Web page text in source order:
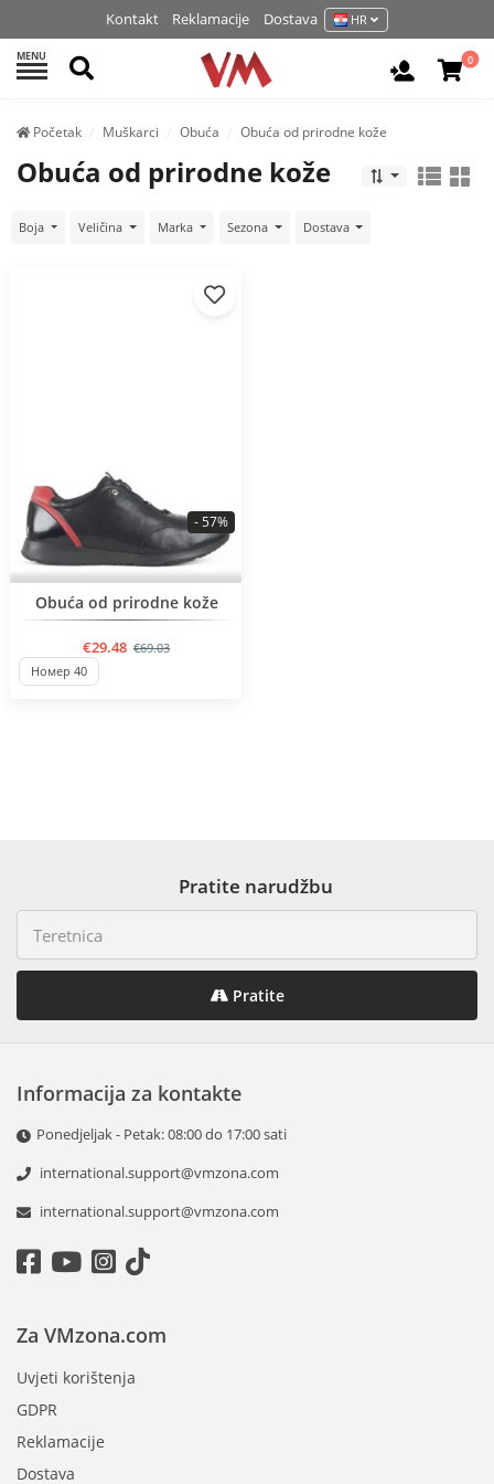
Kontakt Reklamacije Dostava HR
MENU Pretraži Prijavite
0
Početak Muškarci Obuća Obuća od prirodne kože
Obuća od prirodne kože
Boja Veličina Marka Sezona Dostava
BESTSELLER
Obuća od prirodne kože
€29.48 €69.03
- 57%
Номер 40
Pratite narudžbu
Pratite
Informacija za kontakte
Ponedjeljak - Petak: 08:00 do 17:00 sati
international.support@vmzona.com
international.support@vmzona.com
Za VMzona.com
Uvjeti korištenja
GDPR
Reklamacije
Dostava